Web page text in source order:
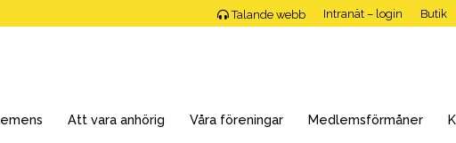
Talande webb Intranät – login Butik
Att vara anhörig Våra föreningar Medlemsförmåner